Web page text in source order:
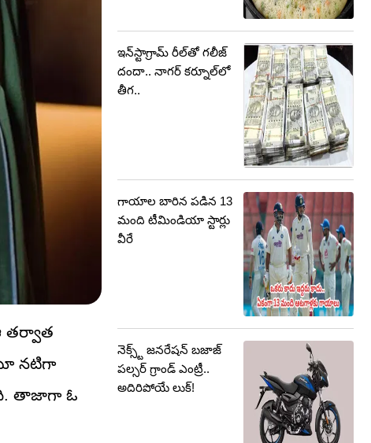
తర్వాత
నటిగా
తాజాగా ఓ
ఇన్‌స్టాగ్రామ్‌ రీల్‌తో గలీజ్
దందా.. నాగర్ కర్నూల్‌లో
తీగ..
గాయాల బారిన పడిన 13
మంది టీమిండియా స్టార్లు
వీరే
నెక్స్ట్ జనరేషన్ బజాజ్
పల్సర్ గ్రాండ్ ఎంట్రీ..
అదిరిపోయే లుక్!